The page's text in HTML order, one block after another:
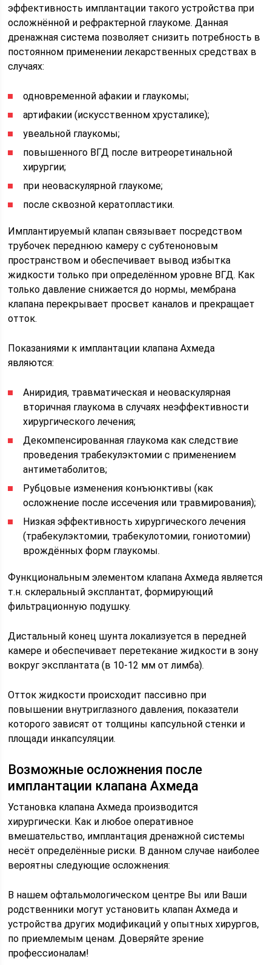
эффективность имплантации такого устройства при
осложнённой и рефрактерной глаукоме. Данная
дренажная система позволяет снизить потребность в
постоянном применении лекарственных средствах в
случаях:
одновременной афакии и глаукомы;
артифакии (искусственном хрусталике);
увеальной глаукомы;
повышенного ВГД после витреоретинальной
хирургии;
при неоваскулярной глаукоме;
после сквозной кератопластики.
Имплантируемый клапан связывает посредством
трубочек переднюю камеру с субтеноновым
пространством и обеспечивает вывод избытка
жидкости только при определённом уровне ВГД. Как
только давление снижается до нормы, мембрана
клапана перекрывает просвет каналов и прекращает
отток.
Показаниями к имплантации клапана Ахмеда
являются:
Аниридия, травматическая и неоваскулярная
вторичная глаукома в случаях неэффективности
хирургического лечения;
Декомпенсированная глаукома как следствие
проведения трабекулэктомии с применением
антиметаболитов;
Рубцовые изменения конъюнктивы (как
осложнение после иссечения или травмирования);
Низкая эффективность хирургического лечения
(трабекулэктомии, трабекулотомии, гониотомии)
врождённых форм глаукомы.
Функциональным элементом клапана Ахмеда является
т.н. склеральный эксплантат, формирующий
фильтрационную подушку.
Дистальный конец шунта локализуется в передней
камере и обеспечивает перетекание жидкости в зону
вокруг эксплантата (в 10-12 мм от лимба).
Отток жидкости происходит пассивно при
повышении внутриглазного давления, показатели
которого зависят от толщины капсульной стенки и
площади инкапсуляции.
Возможные осложнения после
имплантации клапана Ахмеда
Установка клапана Ахмеда производится
хирургически. Как и любое оперативное
вмешательство, имплантация дренажной системы
несёт определённые риски. В данном случае наиболее
вероятны следующие осложнения:
В нашем офтальмологическом центре Вы или Ваши
родственники могут установить клапан Ахмеда и
устройства других модификаций у опытных хирургов,
по приемлемым ценам. Доверяйте зрение
профессионалам!